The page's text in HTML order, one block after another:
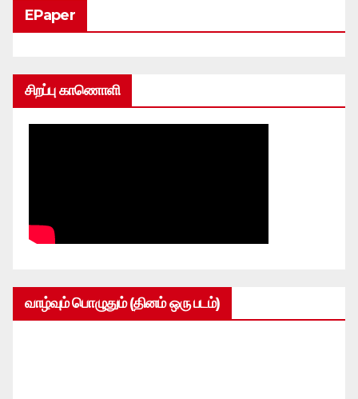
EPaper
சிறப்பு காணொளி
வாழ்வும் பொழுதும் (தினம் ஒரு படம்)